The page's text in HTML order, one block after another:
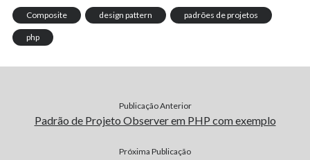
Composite design pattern padrões de projetos
php
Publicação Anterior
Padrão de Projeto Observer em PHP com exemplo
Próxima Publicação